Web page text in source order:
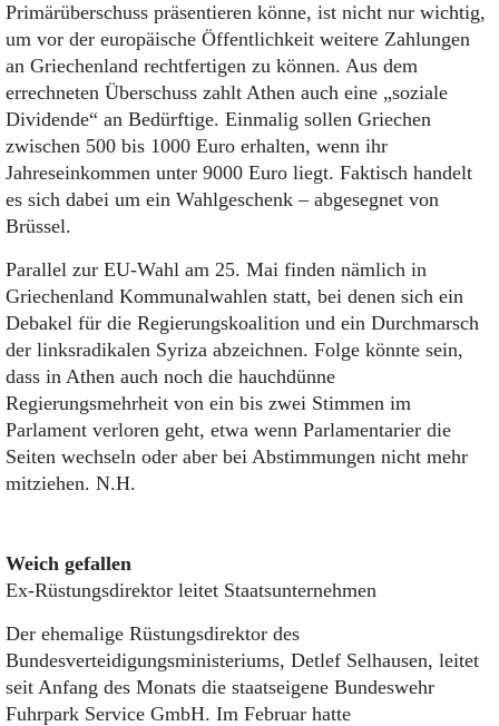
Primärüberschuss präsentieren könne, ist nicht nur wichtig,
um vor der europäische Öffentlichkeit weitere Zahlungen
an Griechenland rechtfertigen zu können. Aus dem
errechneten Überschuss zahlt Athen auch eine „soziale
Dividende“ an Bedürftige. Einmalig sollen Griechen
zwischen 500 bis 1000 Euro erhalten, wenn ihr
Jahreseinkommen unter 9000 Euro liegt. Faktisch handelt
es sich dabei um ein Wahlgeschenk – abgesegnet von
Brüssel.
Parallel zur EU-Wahl am 25. Mai finden nämlich in
Griechenland Kommunalwahlen statt, bei denen sich ein
Debakel für die Regierungskoalition und ein Durchmarsch
der linksradikalen Syriza abzeichnen. Folge könnte sein,
dass in Athen auch noch die hauchdünne
Regierungsmehrheit von ein bis zwei Stimmen im
Parlament verloren geht, etwa wenn Parlamentarier die
Seiten wechseln oder aber bei Abstimmungen nicht mehr
mitziehen. N.H.
Weich gefallen
Ex-Rüstungsdirektor leitet Staatsunternehmen
Der ehemalige Rüstungsdirektor des
Bundesverteidigungsministeriums, Detlef Selhausen, leitet
seit Anfang des Monats die staatseigene Bundeswehr
Fuhrpark Service GmbH. Im Februar hatte